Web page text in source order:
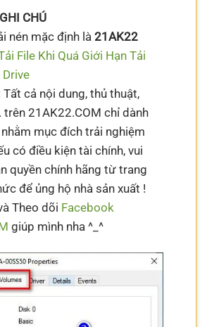
CHÚ
nén mặc định là21AK22
File Khi Quá Giới Hạn Tải
cả nội dung, thủ thuật,
trên 21AK22.COM chỉ dành
mục đích trải nghiệm
có điều kiện tài chính, vui
quyền chính hãng từ trang
để ủng hộ nhà sản xuất !
Theo dõi Facebook
giúp mình nha ^_^